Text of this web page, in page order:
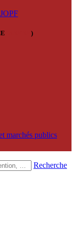
)
marchés publics
Recherche